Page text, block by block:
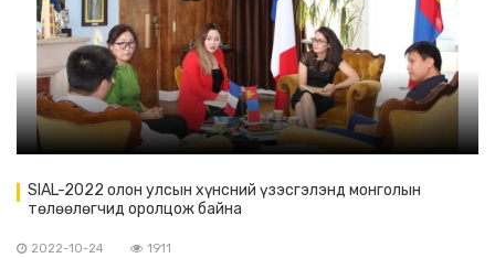
SIAL-2022 олон улсын хүнсний үзэсгэлэнд монголын
төлөөлөгчид оролцож байна
2022-10-24 1911